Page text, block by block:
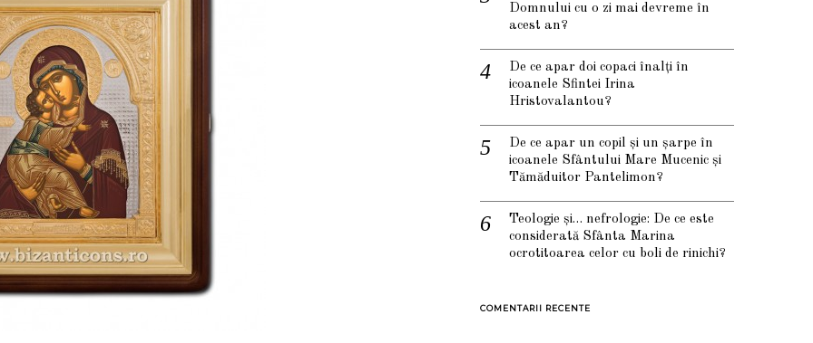
Domnului cu o zi mai devreme în
acest an?
De ce apar doi copaci înalți în
icoanele Sfintei Irina
Hristovalantou?
De ce apar un copil și un șarpe în
icoanele Sfântului Mare Mucenic și
Tămăduitor Pantelimon?
Teologie și… nefrologie: De ce este
considerată Sfânta Marina
ocrotitoarea celor cu boli de rinichi?
COMENTARII RECENTE